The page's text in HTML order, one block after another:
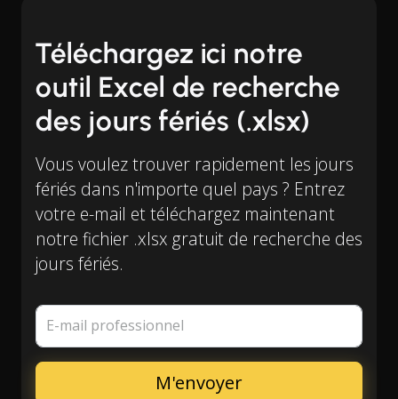
Téléchargez ici notre
outil Excel de recherche
des jours fériés (.xlsx)
Vous voulez trouver rapidement les jours
fériés dans n'importe quel pays ? Entrez
votre e-mail et téléchargez maintenant
notre fichier .xlsx gratuit de recherche des
jours fériés.
E-mail professionnel